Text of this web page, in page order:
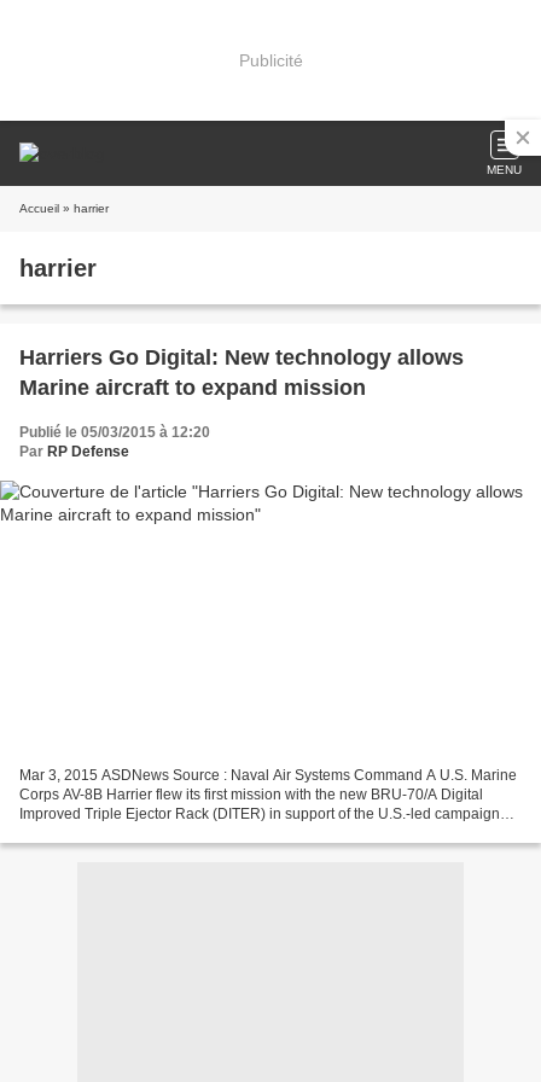
Publicité
MENU
Accueil » harrier
harrier
Harriers Go Digital: New technology allows
Marine aircraft to expand mission
Publié le 05/03/2015 à 12:20
Par RP Defense
Mar 3, 2015 ASDNews Source : Naval Air Systems Command A U.S. Marine
Corps AV-8B Harrier flew its first mission with the new BRU-70/A Digital
Improved Triple Ejector Rack (DITER) in support of the U.S.-led campaign